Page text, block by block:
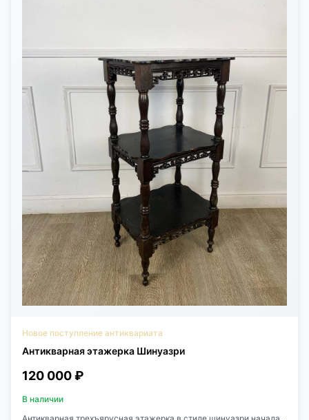
Новое поступление антиквариата
Антикварная этажерка Шинуазри
120 000 ₽
В наличии